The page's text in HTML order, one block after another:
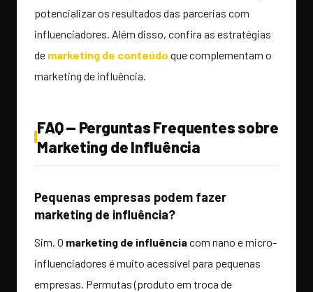
potencializar os resultados das parcerias com
influenciadores. Além disso, confira as estratégias
de marketing de conteúdo que complementam o
marketing de influência.
FAQ — Perguntas Frequentes sobre
Marketing de Influência
Pequenas empresas podem fazer
marketing de influência?
Sim. O marketing de influênciacom nano e micro-
influenciadores é muito acessível para pequenas
empresas. Permutas (produto em troca de